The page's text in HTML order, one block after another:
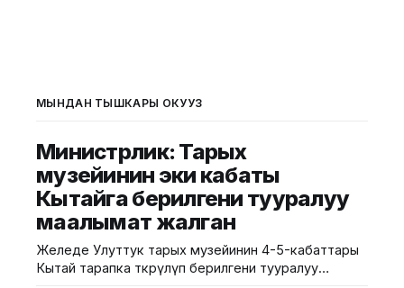
МЫНДАН ТЫШКАРЫ ОКУҢУЗ
Министрлик: Тарых
музейинин эки кабаты
Кытайга берилгени тууралуу
маалымат жалган
Желеде Улуттук тарых музейинин 4-5-кабаттары
Кытай тарапка өткөрүлүп берилгени тууралуу